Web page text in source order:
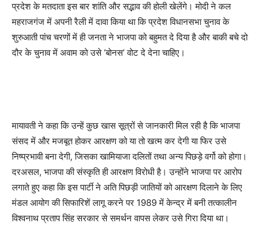
प्रदेश के मतदाता इस बार शांति और सद्भाव की होली खेलेंगे। मोदी ने कल
महराजगंज में अपनी रैली में दावा किया था कि प्रदेश विधानसभा चुनाव के
शुरुआती पांच चरणों में ही जनता ने भाजपा को बहुमत दे दिया है और बाकी बचे दो
दौर के चुनाव में अवाम को उसे ‘बोनस’ वोट दे देना चाहिए।
मायावती ने कहा कि उन्हें कुछ खास सूत्रों से जानकारी मिल रही है कि भाजपा
संसद में और मजबूत होकर आरक्षण को या तो खत्म कर देगी या फिर उसे
निष्प्रभावी बना देगी, जिसका खामियाजा दलितों तथा अन्य पिछड़े वर्गो को होगा।
दरअसल, भाजपा की संस्कृति ही आरक्षण विरोधी है। उन्होंने भाजपा पर आरोप
लगाते हुए कहा कि इस पार्टी ने अति पिछड़ी जातियों को आरक्षण दिलाने के लिए
मंडल आयोग की सिफारिशें लागू करने पर 1989 में केन्द्र में बनी तत्कालीन
विश्वनाथ प्रताप सिंह सरकार से समर्थन वापस लेकर उसे गिरा दिया था।